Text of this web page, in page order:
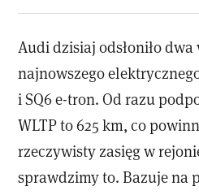
Audi dzisiaj odsłoniło
najnowszego
i SQ6 e-tron. Od razu
WLTP to 625 km, co
rzeczywisty zasięg w
sprawdzimy to. Bazuje na